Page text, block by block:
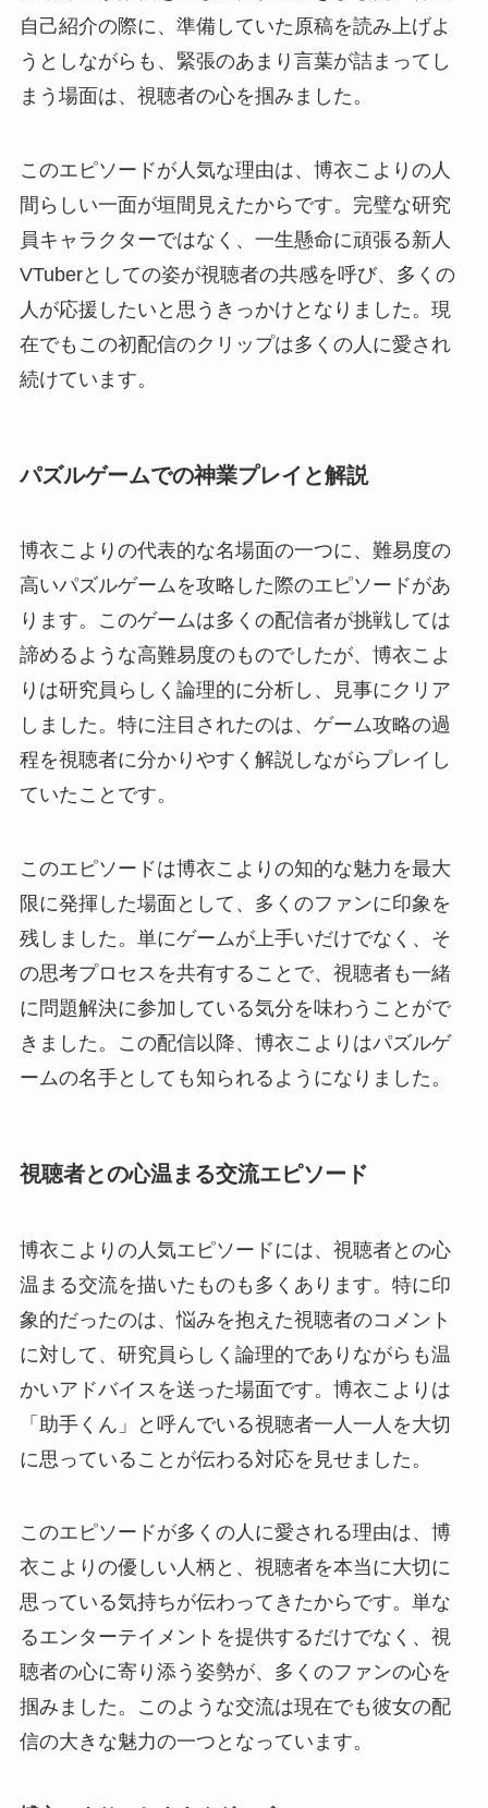
自己紹介の際に、準備していた原稿を読み上げよ
うとしながらも、緊張のあまり言葉が詰まってし
まう場面は、視聴者の心を掴みました。
このエピソードが人気な理由は、博衣こよりの人
間らしい一面が垣間見えたからです。完璧な研究
員キャラクターではなく、一生懸命に頑張る新人
VTuberとしての姿が視聴者の共感を呼び、多くの
人が応援したいと思うきっかけとなりました。現
在でもこの初配信のクリップは多くの人に愛され
続けています。
パズルゲームでの神業プレイと解説
博衣こよりの代表的な名場面の一つに、難易度の
高いパズルゲームを攻略した際のエピソードがあ
ります。このゲームは多くの配信者が挑戦しては
諦めるような高難易度のものでしたが、博衣こよ
りは研究員らしく論理的に分析し、見事にクリア
しました。特に注目されたのは、ゲーム攻略の過
程を視聴者に分かりやすく解説しながらプレイし
ていたことです。
このエピソードは博衣こよりの知的な魅力を最大
限に発揮した場面として、多くのファンに印象を
残しました。単にゲームが上手いだけでなく、そ
の思考プロセスを共有することで、視聴者も一緒
に問題解決に参加している気分を味わうことがで
きました。この配信以降、博衣こよりはパズルゲ
ームの名手としても知られるようになりました。
視聴者との心温まる交流エピソード
博衣こよりの人気エピソードには、視聴者との心
温まる交流を描いたものも多くあります。特に印
象的だったのは、悩みを抱えた視聴者のコメント
に対して、研究員らしく論理的でありながらも温
かいアドバイスを送った場面です。博衣こよりは
「助手くん」と呼んでいる視聴者一人一人を大切
に思っていることが伝わる対応を見せました。
このエピソードが多くの人に愛される理由は、博
衣こよりの優しい人柄と、視聴者を本当に大切に
思っている気持ちが伝わってきたからです。単な
るエンターテイメントを提供するだけでなく、視
聴者の心に寄り添う姿勢が、多くのファンの心を
掴みました。このような交流は現在でも彼女の配
信の大きな魅力の一つとなっています。